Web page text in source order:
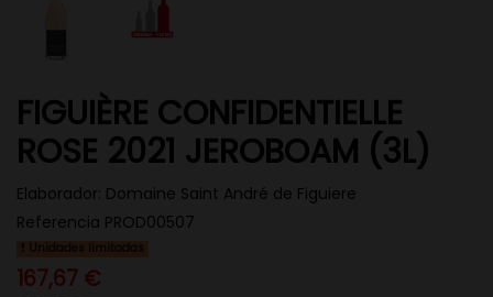
FIGUIÈRE CONFIDENTIELLE
ROSE 2021 JEROBOAM (3L)
Elaborador: Domaine Saint André de Figuiere
Referencia PROD00507
Unidades limitadas
167,67 €